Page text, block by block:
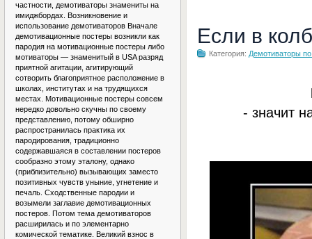
Если в
Категория: Демотиваторы
- значит
частности, демотиваторы знамениты на
имиджбордах. Возникновение и
использование демотиваторов Вначале
демотивационные постеры возникли как
пародия на мотивационные постеры либо
мотиваторы — знаменитый в USA разряд
приятной агитации, агитирующий
сотворить благоприятное расположение в
школах, институтах и на трудящихся
местах. Мотивационные постеры совсем
нередко довольно скучны по своему
представлению, потому обширно
распространилась практика их
пародирования, традиционно
содержавшаяся в составлении постеров
сообразно этому эталону, однако
(приблизительно) вызывающих заместо
позитивных чувств уныние, угнетение и
печаль. Сходственные пародии и
возымели заглавие демотивационных
постеров. Потом тема демотиваторов
расширилась и по элементарно
комической тематике. Великий взнос в